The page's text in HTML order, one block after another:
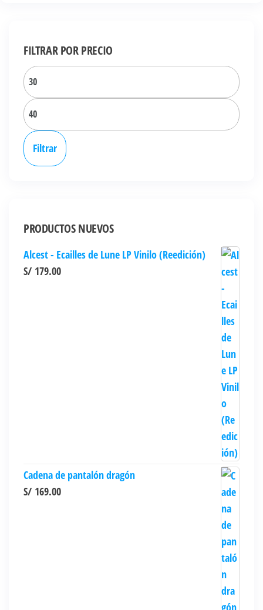
FILTRAR POR PRECIO
Precio
Precio
Filtrar
PRODUCTOS NUEVOS
Alcest - Ecailles de Lune LP Vinilo (Reedición)
S/ 179.00
Cadena de pantalón dragón
S/ 169.00